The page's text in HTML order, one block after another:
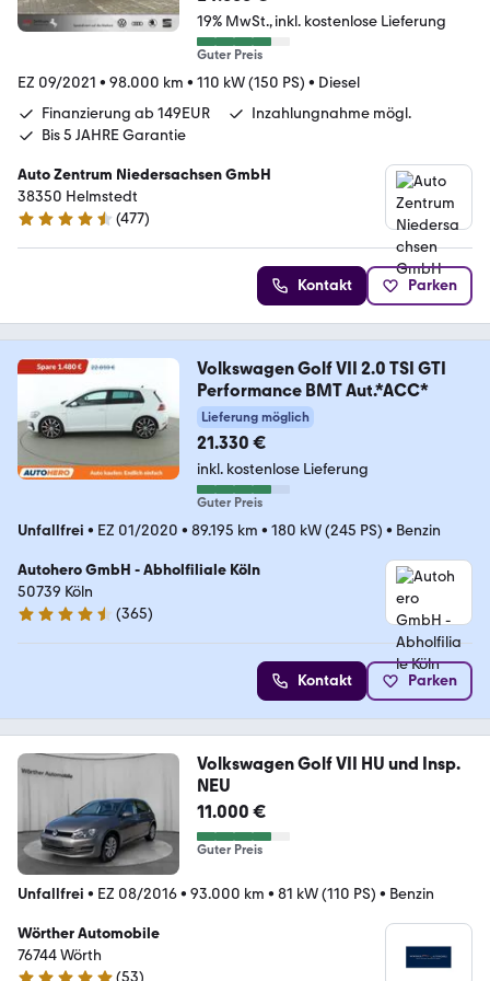
19% MwSt. inkl. kostenlose Lieferung
Guter Preis
EZ 09/2021 • 98.000 km • 110 kW (150 PS) • Diesel
Finanzierung ab 149EUR
Inzahlungnahme mögl.
Bis 5 JAHRE Garantie
Auto Zentrum Niedersachsen GmbH
38350 Helmstedt
4.5 Sterne
(477)
Kontakt Parken
Volkswagen Golf VII 2.0 TSI GTI
Performance BMT Aut.*ACC*
Lieferung möglich
21.330 €
inkl. kostenlose Lieferung
Guter Preis
Unfallfrei • EZ 01/2020 • 89.195 km • 180 kW (245 PS) • Benzin
Autohero GmbH - Abholfiliale Köln
50739 Köln
4.6 Sterne
(365)
Kontakt Parken
Volkswagen Golf VII HU und Insp.
NEU
11.000 €
Guter Preis
Unfallfrei • EZ 08/2016• 93.000 km • 81 kW (110 PS) • Benzin
Wörther Automobile
76744 Wörth
(53)